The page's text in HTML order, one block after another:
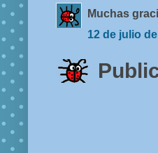
Muchas
12 de julio